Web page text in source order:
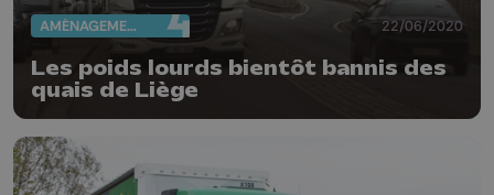
AMÉNAGEMENT DU TERRITOIRE 22/06/2020
Les poids lourds bientôt bannis des
quais de Liège